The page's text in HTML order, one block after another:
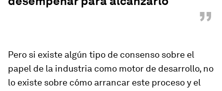
”
Pero si existe algún tipo de consenso sobre el
papel de la industria como motor de desarrollo, no
lo existe sobre cómo arrancar este proceso y el